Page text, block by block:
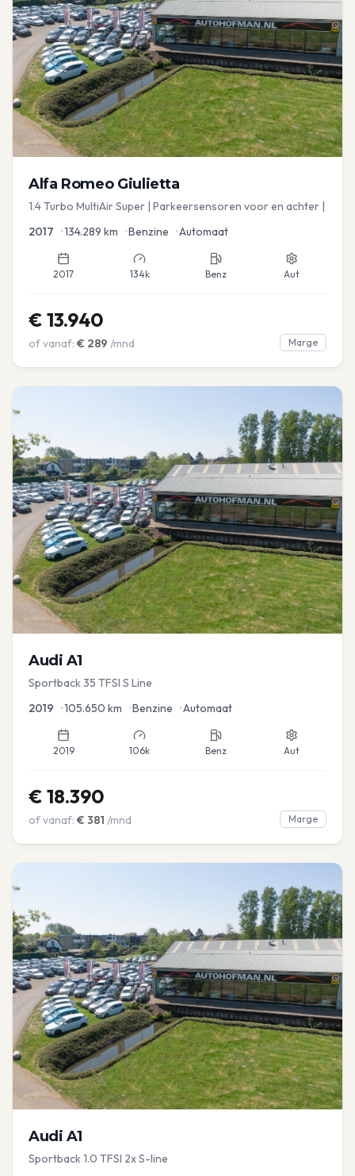
Alfa Romeo Giulietta
1.4 Turbo MultiAir Super | Parkeersensoren voor en achter |
2017 •134.289 km •Benzine •Automaat
2017 134k Benz Aut
€ 13.940
of vanaf: € 289 /mnd Marge
Audi A1
Sportback 35 TFSI S Line
2019 •105.650 km •Benzine •Automaat
2019 106k Benz Aut
€ 18.390
of vanaf: € 381 /mnd Marge
Audi A1
Sportback 1.0 TFSI 2x S-line